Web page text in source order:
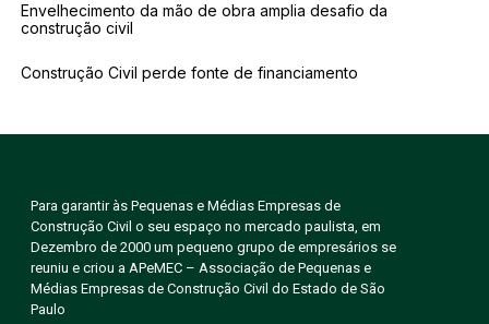
Envelhecimento da mão de obra amplia desafio da
construção civil
Construção Civil perde fonte de financiamento
Para garantir às Pequenas e Médias Empresas de
Construção Civil o seu espaço no mercado paulista, em
Dezembro de 2000 um pequeno grupo de empresários se
reuniu e criou a APeMEC – Associação de Pequenas e
Médias Empresas de Construção Civil do Estado de São
Paulo